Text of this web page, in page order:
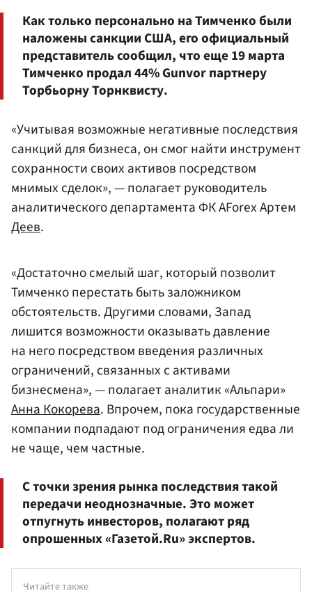
Как только персонально на Тимченко были
наложены санкции США, его официальный
представитель сообщил, что еще 19 марта
Тимченко продал 44% Gunvor партнеру
Торбьорну Торнквисту.
«Учитывая возможные негативные последствия
санкций для бизнеса, он смог найти инструмент
сохранности своих активов посредством
мнимых сделок», — полагает руководитель
аналитического департамента ФК AForex Артем
Деев.
«Достаточно смелый шаг, который позволит
Тимченко перестать быть заложником
обстоятельств. Другими словами, Запад
лишится возможности оказывать давление
на него посредством введения различных
ограничений, связанных с активами
бизнесмена», — полагает аналитик «Альпари»
Анна Кокорева. Впрочем, пока государственные
компании подпадают под ограничения едва ли
не чаще, чем частные.
С точки зрения рынка последствия такой
передачи неоднозначные. Это может
отпугнуть инвесторов, полагают ряд
опрошенных «Газетой.Ru» экспертов.
Читайте также